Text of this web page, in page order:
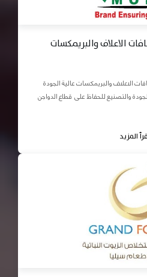
الاعلاف والبريمكسات
الاعلاف والبريمكسات عالية الجودة
والتصنيع للحفاظ على قطاع الدواجن
المزيد